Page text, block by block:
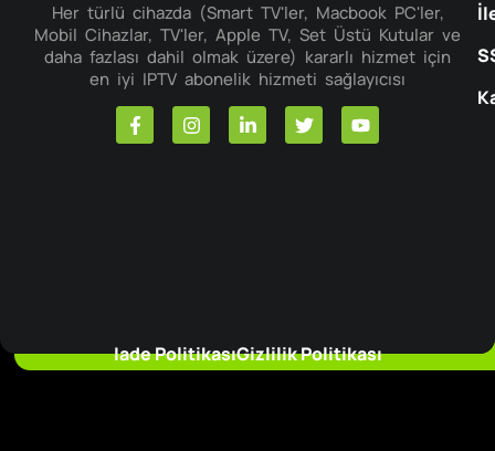
Her türlü cihazda (Smart TV'ler, Macbook PC'ler,
Mobil Cihazlar, TV'ler, Apple TV, Set Üstü Kutular ve
daha fazlası dahil olmak üzere) kararlı hizmet için
en iyi IPTV abonelik hizmeti sağlayıcısı
Iade PolitikasıGizlilik Politikası